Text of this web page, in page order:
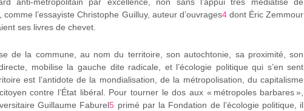
anti-métropolitain par excellence, non sans l’appui très médiatisé de
l’essayiste Christophe Guilluy, auteur d’ouvrages4dont Éric Zemmour
ses livres de chevet.
de la commune, au nom du territoire, son autochtonie, sa proximité, son
mobilise la gauche dite radicale, et l’écologie politique qui s’en sent
est l’antidote de la mondialisation, de la métropolisation, du capitalisme
contre l’État libéral. Pour tourner le dos aux « métropoles barbares »,
Guillaume Faburel5 primé par la Fondation de l’écologie politique, il